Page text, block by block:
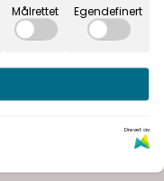
Målrettet Egendefinert
Drevet av